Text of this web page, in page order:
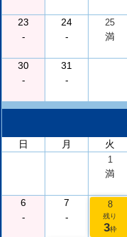
23
-
24
-
25
満
30
-
31
-
日
月 火
1
満
6
-
7
-
8
残り
3枠